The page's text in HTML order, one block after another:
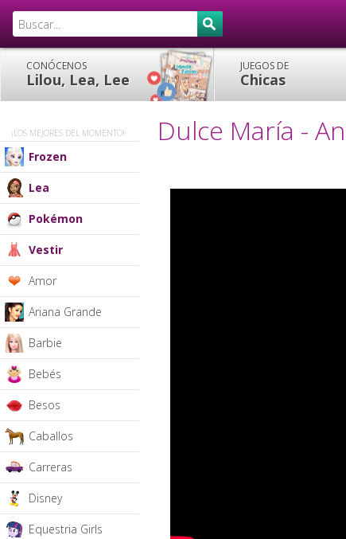
CONÓCENOS
Lilou, Lea, Lee
JUEGOS DE
Chicas
¡LOS MEJORES DEL MOMENTO!
Frozen
Lea
Pokémon
Vestir
Amor
Ariana Grande
Barbie
Bebés
Besos
Caballos
Carreras
Disney
Equestria Girls
Dulce María -